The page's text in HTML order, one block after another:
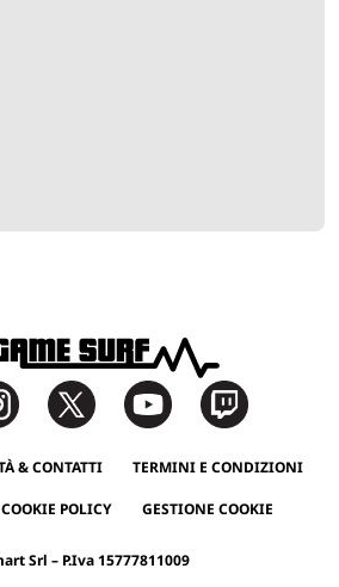
& CONTATTI TERMINI E CONDIZIONI
COOKIE POLICY GESTIONE COOKIE
Srl – P.Iva 15777811009